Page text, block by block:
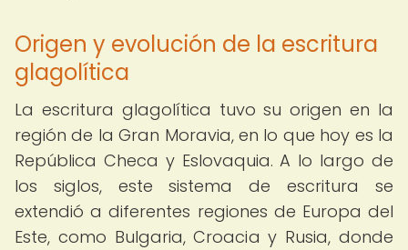
Origen y evolución de la escritura
glagolítica
La escritura glagolítica tuvo su origen en la
región de la Gran Moravia, en lo que hoy es la
República Checa y Eslovaquia. A lo largo de
los siglos, este sistema de escritura se
extendió a diferentes regiones de Europa del
Este, como Bulgaria, Croacia y Rusia, donde